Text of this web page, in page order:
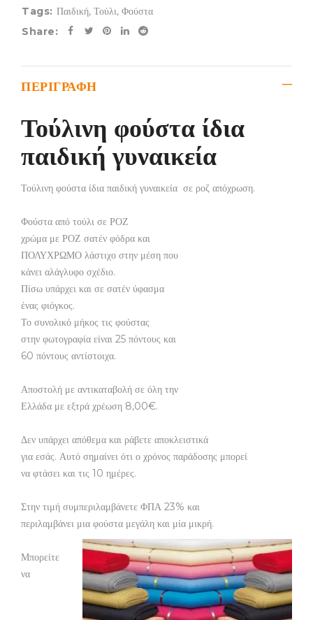
Tags: Παιδική, Τούλι, Φούστα
Share:
ΠΕΡΙΓΡΑΦΉ
Τούλινη φούστα ίδια
παιδική γυναικεία
Τούλινη φούστα ίδια παιδική γυναικεία σε ροζ απόχρωση.
Φούστα από τούλι σε ΡΟΖ
χρώμα με ΡΟΖ σατέν φόδρα και
ΠΟΛΥΧΡΩΜΟ λάστιχο στην μέση που
κάνει αλάγλυφο σχέδιο.
Πίσω υπάρχει και σε σατέν ύφασμα
ένας φιόγκος.
Το συνολικό μήκος τις φούστας
στην φωτογραφία είναι 25 πόντους και
60 πόντους αντίστοιχα.
Αποστολή με αντικαταβολή σε όλη την
Ελλάδα με εξτρά χρέωση 8,00€.
Δεν υπάρχει απόθεμα και ράβετε αποκλειστικά
για εσάς. Αυτό σημαίνει ότι ο χρόνος παράδοσης μπορεί
να φτάσει και τις 10 ημέρες.
Στην τιμή συμπεριλαμβάνετε ΦΠΑ 23% και
περιλαμβάνει μια φούστα μεγάλη και μία μικρή.
Μπορείτε
να